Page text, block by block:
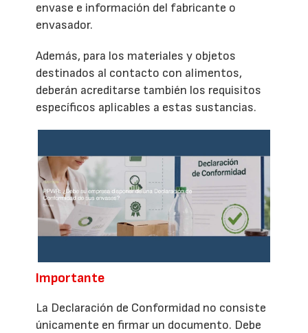
envase e información del fabricante o
envasador.
Además, para los materiales y objetos
destinados al contacto con alimentos,
deberán acreditarse también los requisitos
específicos aplicables a estas sustancias.
Importante
La Declaración de Conformidad no consiste
únicamente en firmar un documento. Debe